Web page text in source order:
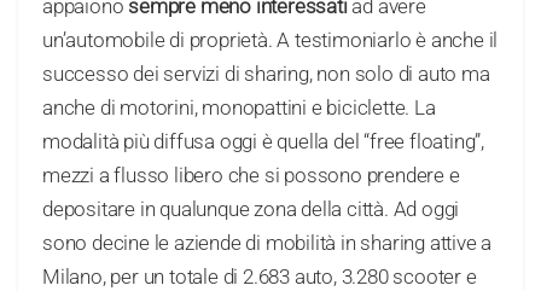
appaiono sempre meno interessatiad avere
un’automobile di proprietà. A testimoniarlo è anche il
successo dei servizi di sharing, non solo di auto ma
anche di motorini, monopattini e biciclette. La
modalità più diffusa oggi è quella del “free floating”,
mezzi a flusso libero che si possono prendere e
depositare in qualunque zona della città. Ad oggi
sono decine le aziende di mobilità in sharing attive a
Milano, per un totale di 2.683 auto, 3.280 scooter e